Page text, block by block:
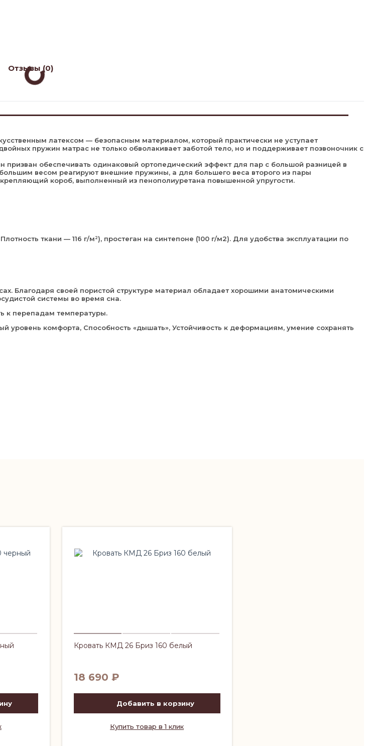
Отзывы (0)
латексом — безопасным материалом, который практически не уступает
пружин матрас не только обволакивает заботой тело, но и поддерживает позвоночник с
обеспечивать одинаковый ортопедический эффект для пар с большой разницей в
весом реагируют внешние пружины, а для большего веса второго из пары
короб, выполненный из пенополиуретана повышенной упругости.
ткани — 116 г/м²), простеган на синтепоне (100 г/м2). Для удобства эксплуатации по
Благодаря своей пористой структуре материал обладает хорошими анатомическими
системы во время сна.
к перепадам температуры.
уровень комфорта, Способность «дышать», Устойчивость к деформациям, умение сохранять
Кровать КМД 26 Бриз 160 белый
18 690 ₽
Добавить в корзину
Купить товар в 1 клик